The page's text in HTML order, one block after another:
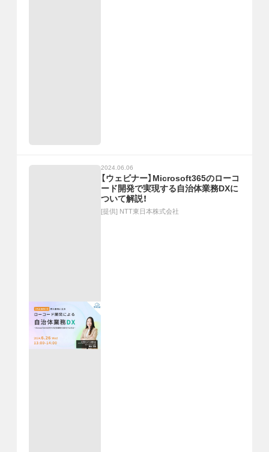
2024.06.06
【ウェビナー】Microsoft365のローコ
ード開発で実現する自治体業務DXに
ついて解説！
[提供] NTT東日本株式会社